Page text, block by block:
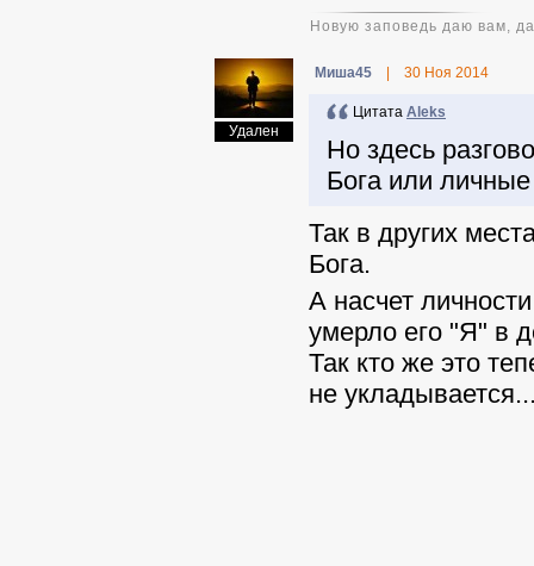
Новую заповедь даю вам,
Удален
Миша45 30 Ноя 2014
Цитата Aleks
Но здесь
Бога или
Так в других
Бога.
А насчет
умерло его "Я" в
Так кто же это
не